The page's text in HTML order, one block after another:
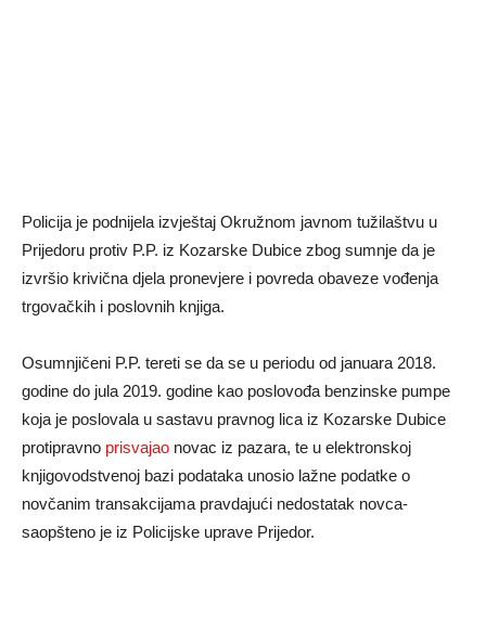
Policija je podnijela izvještaj Okružnom javnom tužilaštvu u
Prijedoru protiv P.P. iz Kozarske Dubice zbog sumnje da je
izvršio krivična djela pronevjere i povreda obaveze vođenja
trgovačkih i poslovnih knjiga.
Osumnjičeni P.P. tereti se da se u periodu od januara 2018.
godine do jula 2019. godine kao poslovođa benzinske pumpe
koja je poslovala u sastavu pravnog lica iz Kozarske Dubice
protipravno prisvajao novac iz pazara, te u elektronskoj
knjigovodstvenoj bazi podataka unosio lažne podatke o
novčanim transakcijama pravdajući nedostatak novca-
saopšteno je iz Policijske uprave Prijedor.